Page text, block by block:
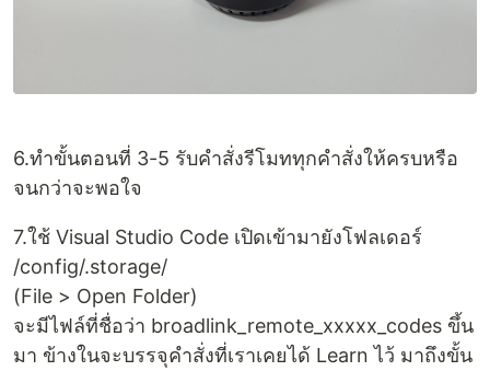
6.ทำขั้นตอนที่ 3-5 รับคำสั่งรีโมททุกคำสั่งให้ครบหรือ
จนกว่าจะพอใจ
7.ใช้ Visual Studio Code เปิดเข้ามายังโฟลเดอร์
/config/.storage/
(File > Open Folder)
จะมีไฟล์ที่ชื่อว่า broadlink_remote_xxxxx_codes ขึ้น
มา ข้างในจะบรรจุคำสั่งที่เราเคยได้ Learn ไว้ มาถึงขั้น